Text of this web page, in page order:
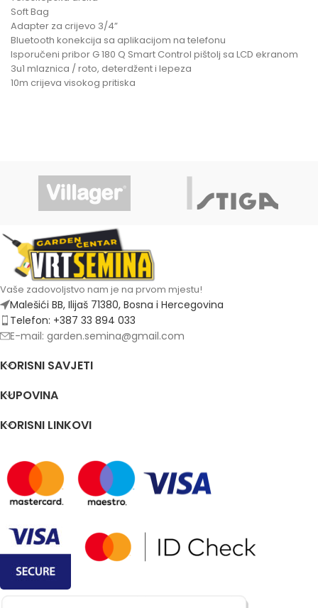
Soft Bag
Adapter za crijevo 3/4”
Bluetooth konekcija sa aplikacijom na telefonu
Isporučeni pribor G 180 Q Smart Control pištolj sa LCD ekranom
3u1 mlaznica / roto, deterdžent i lepeza
10m crijeva visokog pritiska
Vaše zadovoljstvo nam je na prvom mjestu!
Malešići BB, Ilijaš 71380, Bosna i Hercegovina
Telefon: +387 33 894 033
E-mail: garden.semina@gmail.com
KORISNI SAVJETI
KUPOVINA
KORISNI LINKOVI